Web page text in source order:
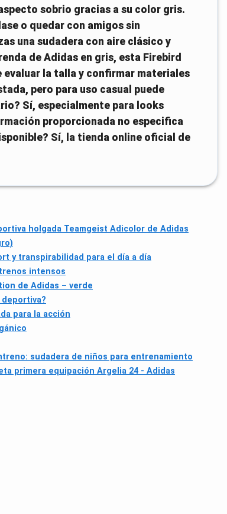
sobrio gracias a su color gris.
o quedar con amigos sin
una sudadera con aire clásico y
de Adidas en gris, esta Firebird
evaluar la talla y confirmar materiales
pero para uso casual puede
Sí, especialmente para looks
proporcionada no especifica
Sí, la tienda online oficial de
holgada Teamgeist Adicolor de Adidas
y transpirabilidad para el día a día
intensos
de Adidas – verde
deportiva?
para la acción
sudadera de niños para entrenamiento
primera equipación Argelia 24 - Adidas